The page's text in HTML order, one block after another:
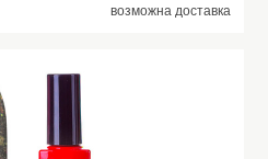
возможна доставка